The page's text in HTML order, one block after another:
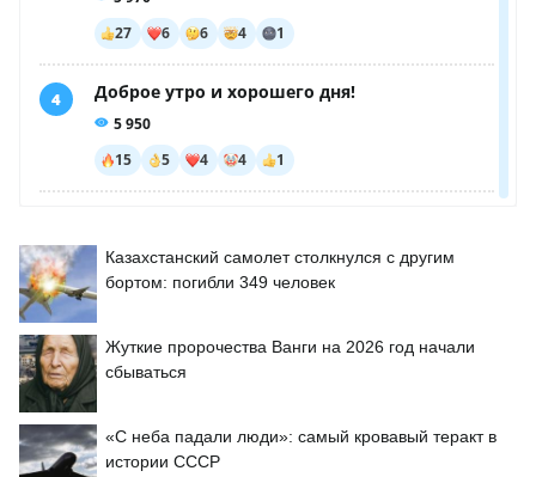
Казахстанский самолет столкнулся с другим
бортом: погибли 349 человек
Жуткие пророчества Ванги на 2026 год начали
сбываться
«С неба падали люди»: самый кровавый теракт в
истории СССР